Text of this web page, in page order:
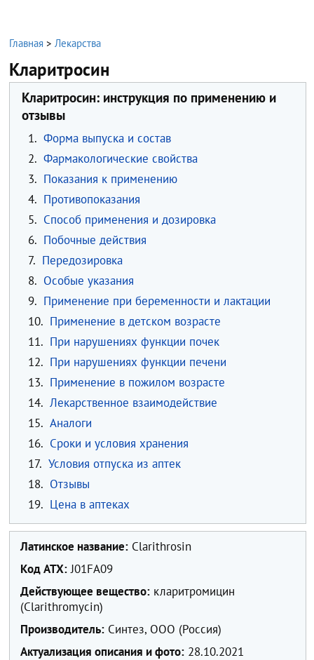
Главная >Лекарства
Кларитросин
Кларитросин: инструкция по применению и
отзывы
1. Форма выпуска и состав
2. Фармакологические свойства
3. Показания к применению
4. Противопоказания
5. Способ применения и дозировка
6. Побочные действия
7. Передозировка
8. Особые указания
9. Применение при беременности и лактации
10. Применение в детском возрасте
11. При нарушениях функции почек
12. При нарушениях функции печени
13. Применение в пожилом возрасте
14. Лекарственное взаимодействие
15. Аналоги
16. Сроки и условия хранения
17. Условия отпуска из аптек
18. Отзывы
19. Цена в аптеках
Латинское название: Clarithrosin
Код ATX:J01FA09
Действующее вещество: кларитромицин
(Clarithromycin)
Производитель: Синтез, ООО (Россия)
Актуализация описания и фото: 28.10.2021